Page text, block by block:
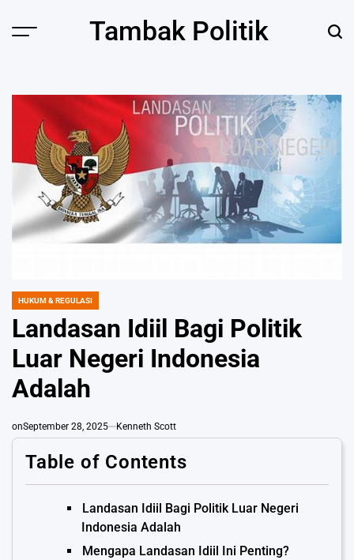
Tambak Politik
POSTED
HUKUM & REGULASI
Landasan Idiil Bagi Politik
Luar Negeri Indonesia
Adalah
onSeptember 28, 2025 Kenneth Scott
Table of Contents
Landasan Idiil Bagi Politik Luar Negeri
Indonesia Adalah
Mengapa Landasan Idiil Ini Penting?